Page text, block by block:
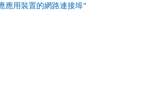
應用裝置的網路連接埠"